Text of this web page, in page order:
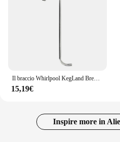
Il braccio Whirlpool KegLand Brewzilla si adatta a 35L e 65L
15,19€
Inspire more in